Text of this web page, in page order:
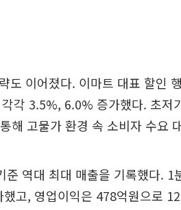
도 이어졌다. 이마트 대표 할인
각 3.5%, 6.0% 증가했다. 초저
해 고물가 환경 속 소비자 수요
준 역대 최대 매출을 기록했다.
고, 영업이익은 478억원으로